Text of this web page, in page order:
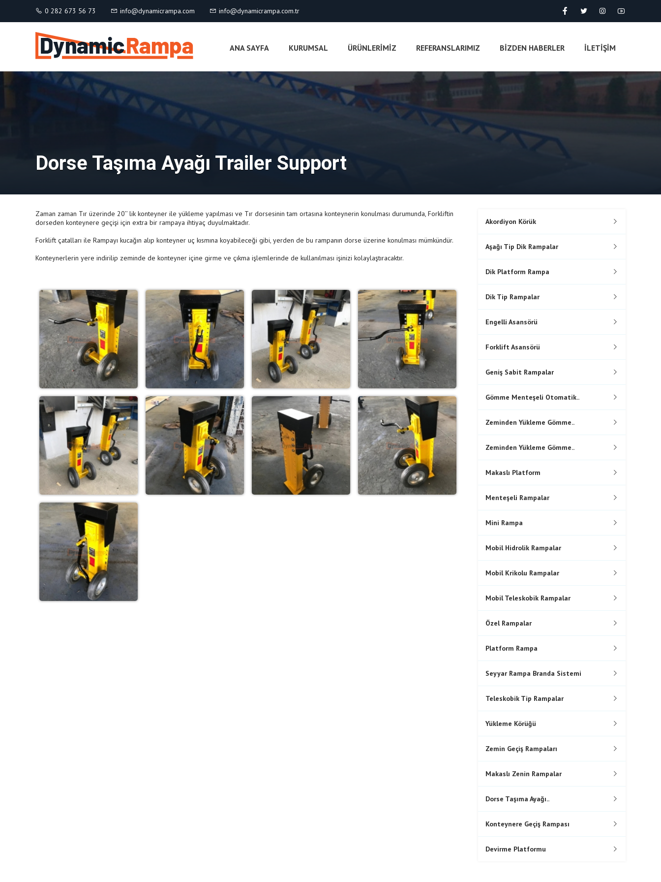
0 282 673 56 73 info@dynamicrampa.com info@dynamicrampa.com.tr
ANA SAYFA KURUMSAL ÜRÜNLERİMİZ REFERANSLARIMIZ BİZDEN HABERLER İLETİŞİM
Dorse Taşıma Ayağı Trailer Support
Zaman zaman Tır üzerinde 20’’ lik konteyner ile yükleme yapılması ve Tır dorsesinin tam ortasına konteynerin konulması durumunda, Forkliftin
dorseden konteynere geçişi için extra bir rampaya ihtiyaç duyulmaktadır.
Forklift çatalları ile Rampayı kucağın alıp konteyner uç kısmına koyabileceği gibi, yerden de bu rampanın dorse üzerine konulması mümkündür.
Konteynerlerin yere indirilip zeminde de konteyner içine girme ve çıkma işlemlerinde de kullanılması işinizi kolaylaştıracaktır.
Akordiyon Körük
Aşağı Tip Dik Rampalar
Dik Platform Rampa
Dik Tip Rampalar
Engelli Asansörü
Forklift Asansörü
Geniş Sabit Rampalar
Gömme Menteşeli Otomatik..
Zeminden Yükleme Gömme..
Zeminden Yükleme Gömme..
Makaslı Platform
Menteşeli Rampalar
Mini Rampa
Mobil Hidrolik Rampalar
Mobil Krikolu Rampalar
Mobil Teleskobik Rampalar
Özel Rampalar
Platform Rampa
Seyyar Rampa Branda Sistemi
Teleskobik Tip Rampalar
Yükleme Körüğü
Zemin Geçiş Rampaları
Makaslı Zenin Rampalar
Dorse Taşıma Ayağı..
Konteynere Geçiş Rampası
Devirme Platformu